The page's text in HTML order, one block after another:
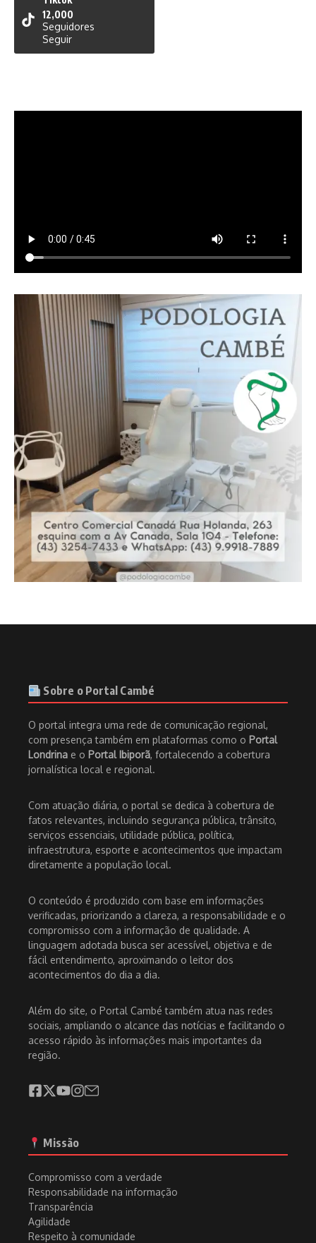
12,000
Seguidores
Seguir
Sobre o Portal Cambé
O portal integra uma rede de comunicação regional,
com presença também em plataformas como o Portal
Londrina e o Portal Ibiporã, fortalecendo a cobertura
jornalística local e regional.
Com atuação diária, o portal se dedica à cobertura de
fatos relevantes, incluindo segurança pública, trânsito,
serviços essenciais, utilidade pública, política,
infraestrutura, esporte e acontecimentos que impactam
diretamente a população local.
O conteúdo é produzido com base em informações
verificadas, priorizando a clareza, a responsabilidade e o
compromisso com a informação de qualidade. A
linguagem adotada busca ser acessível, objetiva e de
fácil entendimento, aproximando o leitor dos
acontecimentos do dia a dia.
Além do site, o Portal Cambé também atua nas redes
sociais, ampliando o alcance das notícias e facilitando o
acesso rápido às informações mais importantes da
região.
Missão
Compromisso com a verdade
Responsabilidade na informação
Transparência
Agilidade
Respeito à comunidade